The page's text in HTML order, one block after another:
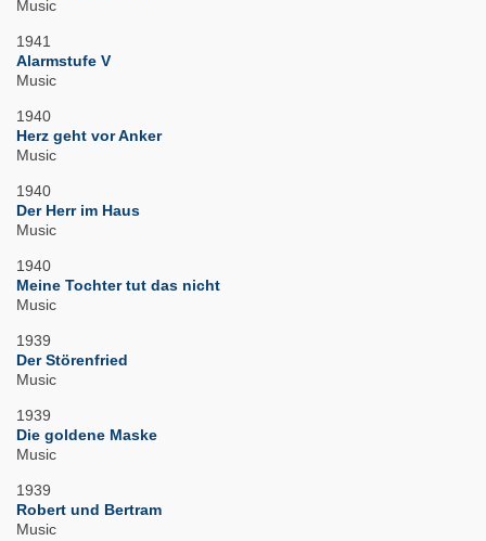
Music
1941
Alarmstufe V
Music
1940
Herz geht vor Anker
Music
1940
Der Herr im Haus
Music
1940
Meine Tochter tut das nicht
Music
1939
Der Störenfried
Music
1939
Die goldene Maske
Music
1939
Robert und Bertram
Music